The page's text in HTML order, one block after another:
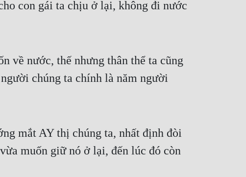
con gái ta chịu ở lại, không đi nước
về nước, thế nhưng thân thể ta cũng
chúng ta chính là năm người
mắt AY thị chúng ta, nhất định đòi
muốn giữ nó ở lại, đến lúc đó còn